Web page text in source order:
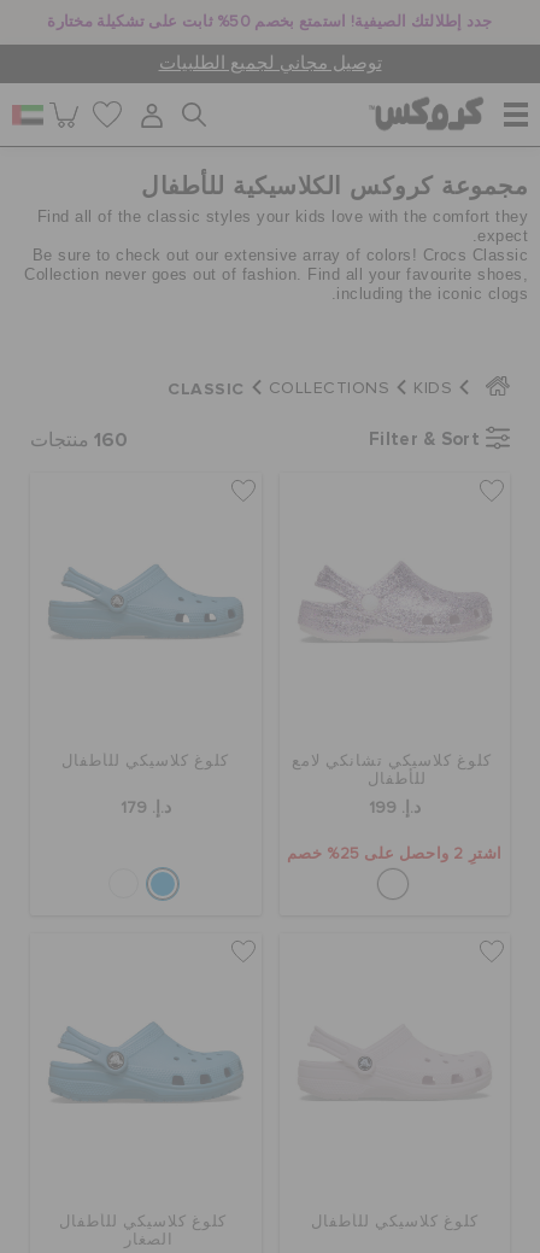
جدد إطلالتك الصيفية! استمتع بخصم 50% ثابت على تشكيلة مختارة
توصيل مجاني لجميع الطلبيات
للنساء
للرجال
جيبيتز تشارمز
الحقائب
تسجيل الدخول / اشتراك
قائمة الامنيات
مجموعة كروكس الكلاسيكية للأطفال
Find all of the classic styles your kids love with the comfort they
expect.
Be sure to check out our extensive array of colors! Crocs Classic
Collection never goes out of fashion. Find all your favourite shoes,
including the iconic clogs.
KIDS
COLLECTIONS
CLASSIC
Filter & Sort
160 منتجات
كلوغ كلاسيكي تشانكي لامع
للأطفال
د.إ. 199
اشترِ 2 واحصل على 25% خصم
كلوغ كلاسيكي للأطفال
د.إ. 179
كلوغ كلاسيكي للأطفال
كلوغ كلاسيكي للأطفال
الصغار